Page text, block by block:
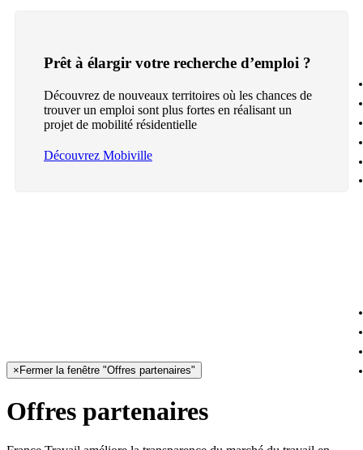
Prêt à élargir votre recherche d’emploi ?
Découvrez de nouveaux territoires où les chances de
trouver un emploi sont plus fortes en réalisant un
projet de mobilité résidentielle
Découvrez Mobiville
× Fermer la fenêtre "Offres partenaires"
Offres partenaires